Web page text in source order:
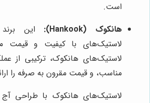
است.
هانکوک (Hankook):
این
لاستیک‌های با کیفیت و قیمت
لاستیک‌های هانکوک، ترکیبی از
مناسب، و قیمت مقرون به صرفه را
لاستیک‌های هانکوک با طراحی آج